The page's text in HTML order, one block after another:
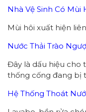
Nhà Vệ Sinh Có Mùi
Mùi hôi xuất hiện
Nước Thải Trào
Đây là dấu hiệu cho
thống cống đang bị
Hệ Thống Thoát